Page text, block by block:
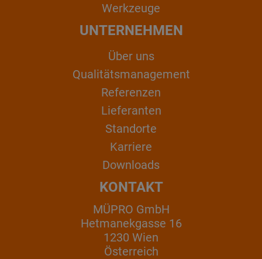
Werkzeuge
UNTERNEHMEN
Über uns
Qualitätsmanagement
Referenzen
Lieferanten
Standorte
Karriere
Downloads
KONTAKT
MÜPRO GmbH
Hetmanekgasse 16
1230 Wien
Österreich